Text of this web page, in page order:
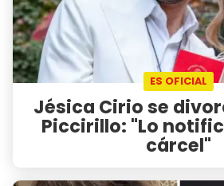
ES OFICIAL
Jésica Cirio se
Piccirillo: "Lo
cárcel"